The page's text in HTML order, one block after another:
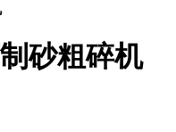
砂粗碎机